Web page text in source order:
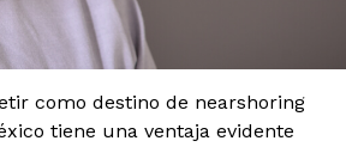
como destino de nearshoring
tiene una ventaja evidente